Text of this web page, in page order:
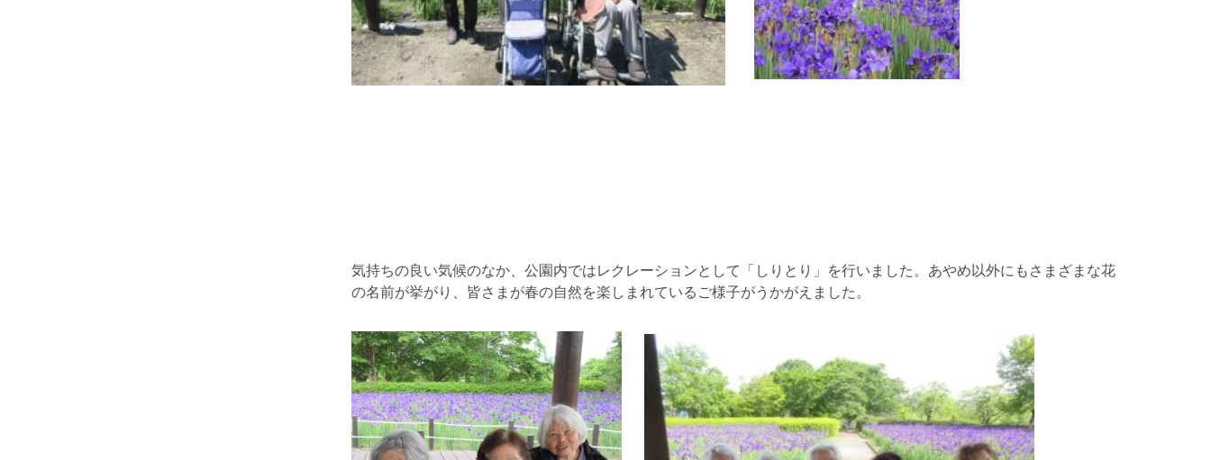
気持ちの良い気候のなか、公園内ではレクレーションとして「しりとり」を行いました。あやめ以外にもさまざまな花
の名前が挙がり、皆さまが春の自然を楽しまれているご様子がうかがえました。